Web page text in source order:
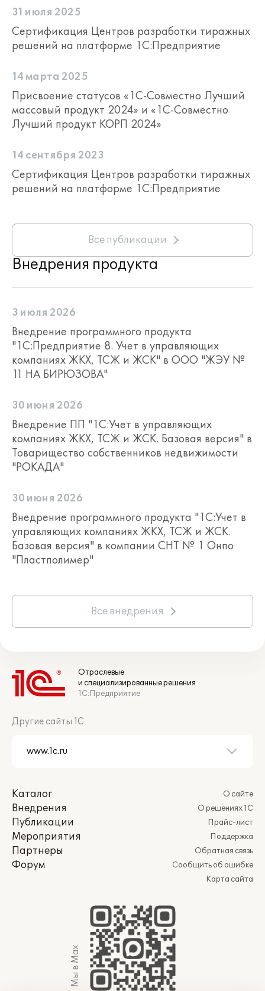
31 июля 2025
Сертификация Центров разработки тиражных
решений на платформе 1С:Предприятие
14 марта 2025
Присвоение статусов «1С-Совместно Лучший
массовый продукт 2024» и «1С-Совместно
Лучший продукт КОРП 2024»
14 сентября 2023
Сертификация Центров разработки тиражных
решений на платформе 1С:Предприятие
Все публикации
Внедрения продукта
3 июля 2026
Внедрение программного продукта
"1С:Предприятие 8. Учет в управляющих
компаниях ЖКХ, ТСЖ и ЖСК" в ООО "ЖЭУ №
11 НА БИРЮЗОВА"
30 июня 2026
Внедрение ПП "1С:Учет в управляющих
компаниях ЖКХ, ТСЖ и ЖСК. Базовая версия" в
Товарищество собственников недвижимости
"РОКАДА"
30 июня 2026
Внедрение программного продукта "1С:Учет в
управляющих компаниях ЖКХ, ТСЖ и ЖСК.
Базовая версия" в компании СНТ № 1 Онпо
"Пластполимер"
Все внедрения
Отраслевые
и специализированные решения
1С:Предприятие
Другие сайты 1С
Каталог
Внедрения
Публикации
Мероприятия
Партнеры
Форум
О сайте
О решениях 1С
Прайс-лист
Поддержка
Обратная связь
Сообщить об ошибке
Карта сайта
Мы в Max